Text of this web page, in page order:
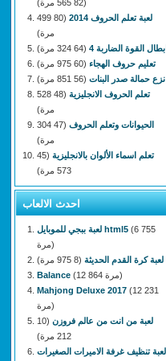
(82 565 مرة)
لعبة تعلم الحروف 2014
(80 499
مرة)
القوة الضاربة 4
(64 324 مرة)
تعليم حروف الهجاء (60 975 مرة)
نزع حمالة صدر البنات (56 851 مرة)
تعلم الحروف الانجليزية
(48 528
مرة)
الحيوانات وتعلم الحروف
(47 304
مرة)
تعلم اسماء الألوان بالانجليزية (45
573 مرة)
احدث الالعاب
لعبة ببجي للموبايل html5 (6 755
مرة)
لعبة كرة القدم الحديثة (8 975 مرة)
Balance
(12 864 مرة)
Mahjong Deluxe 2017 (12 231
مرة)
لعبة من انت من عالم فروزن (10
212 مرة)
لعبة تنظيف غرفة الاميرات الصغيرات